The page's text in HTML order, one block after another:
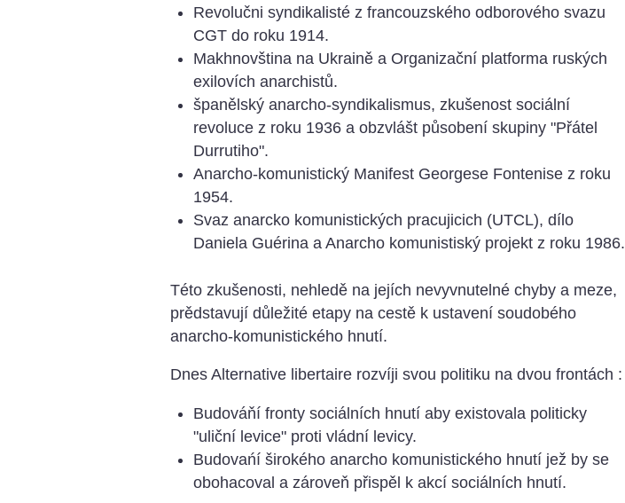
Revolučni syndikalisté z francouzského odborového svazu
CGT do roku 1914.
Makhnovština na Ukraině a Organizační platforma ruských
exilovích anarchistů.
španělský anarcho-syndikalismus, zkušenost sociální
revoluce z roku 1936 a obzvlášt působení skupiny "Přátel
Durrutiho".
Anarcho-komunistický Manifest Georgese Fontenise z roku
1954.
Svaz anarcko komunistických pracujicich (UTCL), dílo
Daniela Guérina a Anarcho komunistiský projekt z roku 1986.
Této zkušenosti, nehledě na jejích nevyvnutelné chyby a meze,
prědstavují důležité etapy na cestě k ustavení soudobého
anarcho-komunistického hnutí.
Dnes Alternative libertaire rozvíji svou politiku na dvou frontách :
Budováňí fronty sociálních hnutí aby existovala politicky
"uliční levice" proti vládní levicy.
Budovańí širokého anarcho komunistického hnutí jež by se
obohacoval a zároveň přispěl k akcí sociálních hnutí.